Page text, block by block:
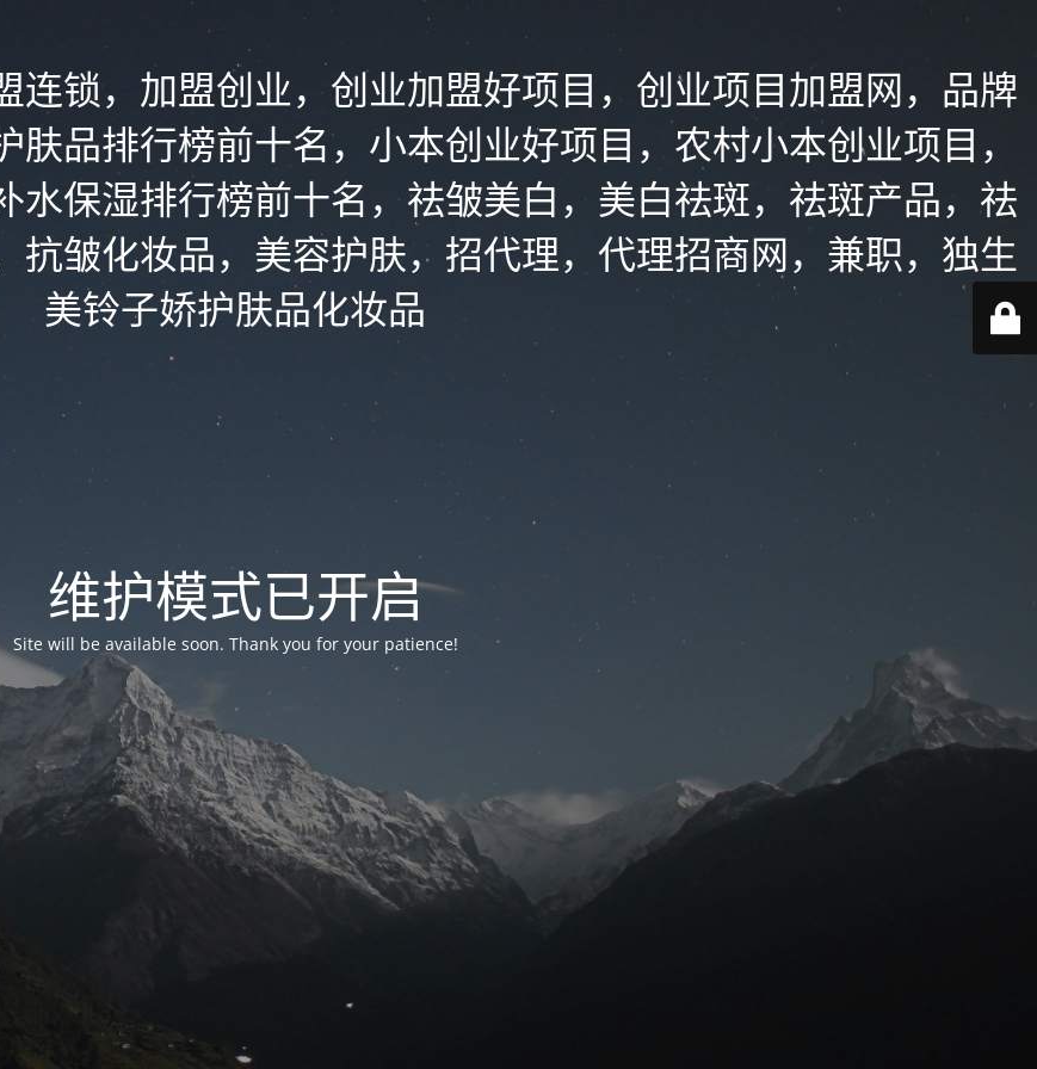
连锁，加盟创业，创业加盟好项目，创业项目加盟网，品牌
品排行榜前十名，小本创业好项目，农村小本创业项目，
水保湿排行榜前十名，祛皱美白，美白祛斑，祛斑产品，祛
抗皱化妆品，美容护肤，招代理，代理招商网，兼职，独生
美铃子娇护肤品化妆品
维护模式已开启
Site will be available soon. Thank you for your patience!